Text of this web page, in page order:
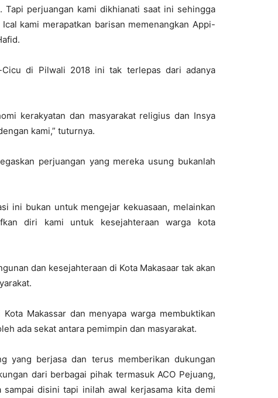
perjuangan kami dikhianati saat ini sehingga
kami merapatkan barisan memenangkan Appi-
Cicu di Pilwali 2018 ini tak terlepas dari adanya
kerakyatan dan masyarakat religius dan Insya
kami,” tuturnya.
perjuangan yang mereka usung bukanlah
ini bukan untuk mengejar kekuasaan, melainkan
diri kami untuk kesejahteraan warga kota
dan kesejahteraan di Kota Makasaar tak akan
Makassar dan menyapa warga membuktikan
ada sekat antara pemimpin dan masyarakat.
yang berjasa dan terus memberikan dukungan
dari berbagai pihak termasuk ACO Pejuang,
disini tapi inilah awal kerjasama kita demi